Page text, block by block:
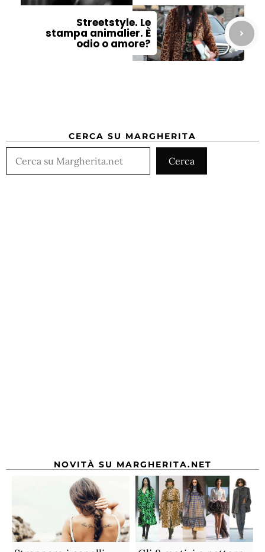
Streetstyle. Le
stampa animalier. È
odio o amore?
CERCA SU MARGHERITA
Cerca
NOVITÀ SU MARGHERITA.NET